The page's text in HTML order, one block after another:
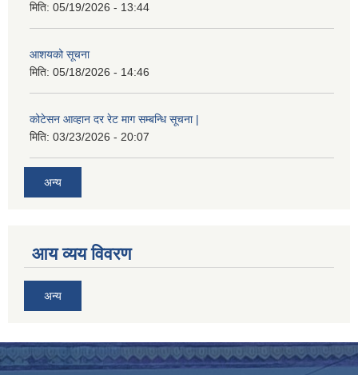
मिति: 05/19/2026 - 13:44
आशयको सूचना
मिति: 05/18/2026 - 14:46
कोटेसन आव्हान दर रेट माग सम्बन्धि सूचना |
मिति: 03/23/2026 - 20:07
अन्य
आय व्यय विवरण
अन्य